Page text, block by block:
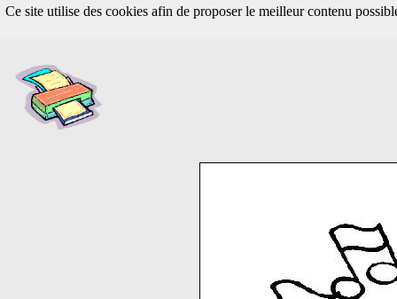
Ce site utilise des cookies afin de proposer le meilleur contenu